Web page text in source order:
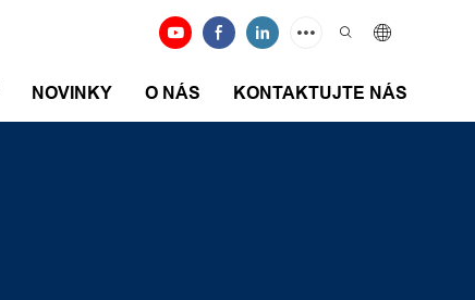
NOVINKY O NÁS KONTAKTUJTE NÁS